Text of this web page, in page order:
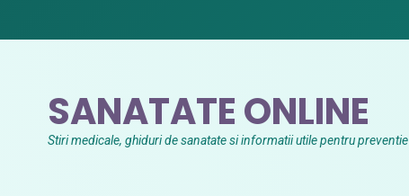
SANATATE ONLINE
Stiri medicale, ghiduri de sanatate si informatii utile pentru preventie